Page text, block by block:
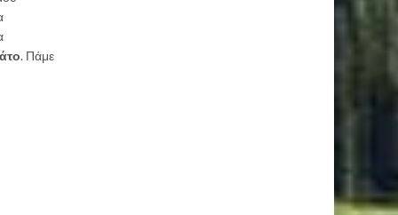
. Πάμε